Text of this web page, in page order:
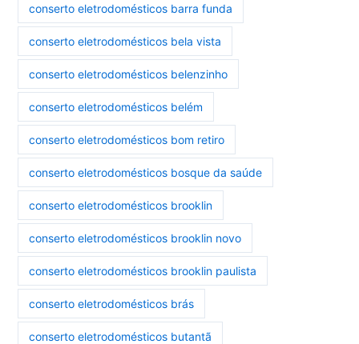
conserto eletrodomésticos barra funda
conserto eletrodomésticos bela vista
conserto eletrodomésticos belenzinho
conserto eletrodomésticos belém
conserto eletrodomésticos bom retiro
conserto eletrodomésticos bosque da saúde
conserto eletrodomésticos brooklin
conserto eletrodomésticos brooklin novo
conserto eletrodomésticos brooklin paulista
conserto eletrodomésticos brás
conserto eletrodomésticos butantã